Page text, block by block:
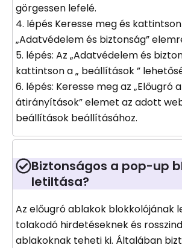
görgessen lefelé.
4. lépés Keresse meg és
„Adatvédelem és biztonság”
5. lépés: Az „Adatvédelem és
kattintson a „ beállítások ”
6. lépés: Keresse meg az „Előugró
átirányítások” elemet az adott
beállítások beállításához.
Biztonságos a pop-up
letiltása?
Az előugró ablakok blokkolójának
tolakodó hirdetéseknek és
ablakoknak teheti ki. Általában